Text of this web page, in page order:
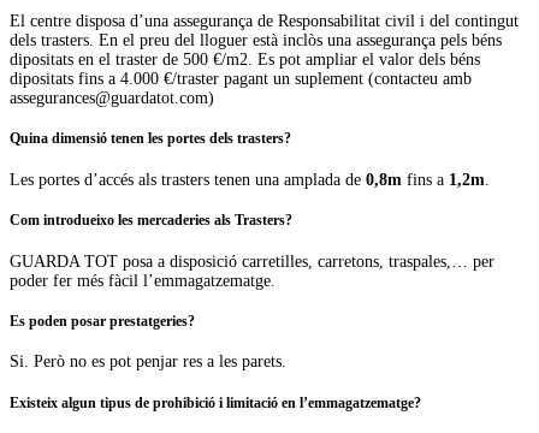
El centre disposa d’una assegurança de Responsabilitat civil i del contingut
dels trasters. En el preu del lloguer està inclòs una assegurança pels béns
dipositats en el traster de 500 €/m2. Es pot ampliar el valor dels béns
dipositats fins a 4.000 €/traster pagant un suplement (contacteu amb
assegurances@guardatot.com)
Quina dimensió tenen les portes dels trasters?
Les portes d’accés als trasters tenen una amplada de 0,8m fins a 1,2m
Com introdueixo les mercaderies als Trasters?
GUARDA TOT posa a disposició carretilles, carretons, traspales,… per
poder fer més fàcil l’emmagatzematge.
Es poden posar prestatgeries?
Si. Però no es pot penjar res a les parets.
Existeix algun tipus de prohibició i limitació en l’emmagatzematge?